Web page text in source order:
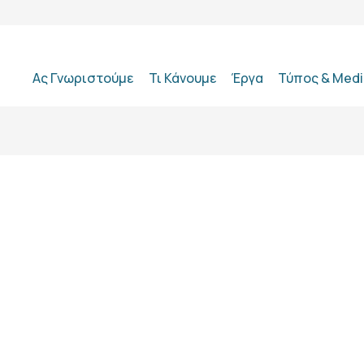
Ας Γνωριστούμε Τι Κάνουμε Έργα Τύπος &